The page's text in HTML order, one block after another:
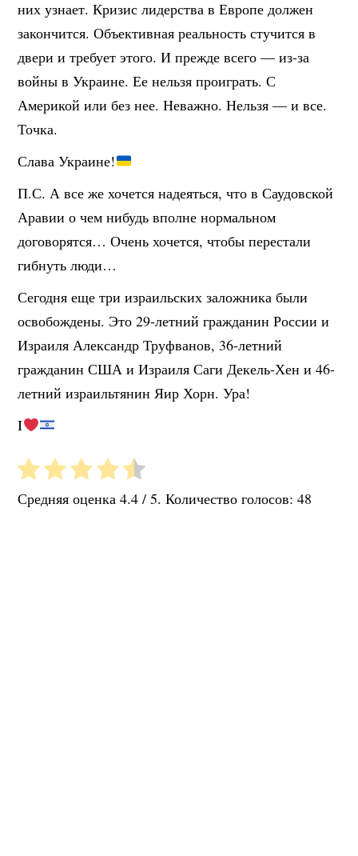
них узнает. Кризис лидерства в Европе должен
закончится. Объективная реальность стучится в
двери и требует этого. И прежде всего — из-за
войны в Украине. Ее нельзя проиграть. С
Америкой или без нее. Неважно. Нельзя — и все.
Точка.
Слава Украине!
П.С. А все же хочется надеяться, что в Саудовской
Аравии о чем нибудь вполне нормальном
договорятся… Очень хочется, чтобы перестали
гибнуть люди…
Сегодня еще три израильских заложника были
освобождены. Это 29-летний гражданин России и
Израиля Александр Труфванов, 36-летний
гражданин США и Израиля Саги Декель-Хен и 46-
летний израильтянин Яир Хорн. Ура!
I
Средняя оценка4.4 / 5. Количество голосов:48